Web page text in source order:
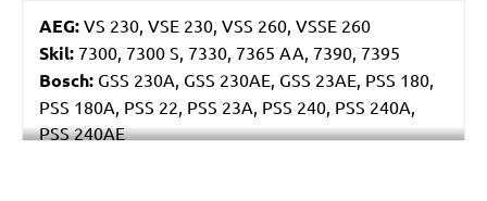
AEG: VS 230, VSE 230, VSS 260, VSSE 260
Skil: 7300, 7300 S, 7330, 7365 AA, 7390, 7395
Bosch: GSS 230A, GSS 230AE, GSS 23AE, PSS 180,
PSS 180A, PSS 22, PSS 23A, PSS 240, PSS 240A,
PSS 240AE